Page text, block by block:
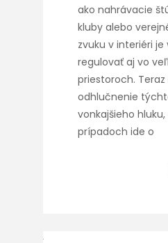
ako nahrávacie
kluby alebo
zvuku v interiéri
regulovať aj vo
priestoroch.
odhlučnenie
vonkajšieho
prípadoch ide o